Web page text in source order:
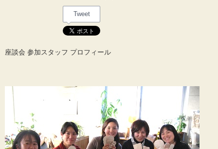
Tweet
座談会 参加スタッフ プロフィール